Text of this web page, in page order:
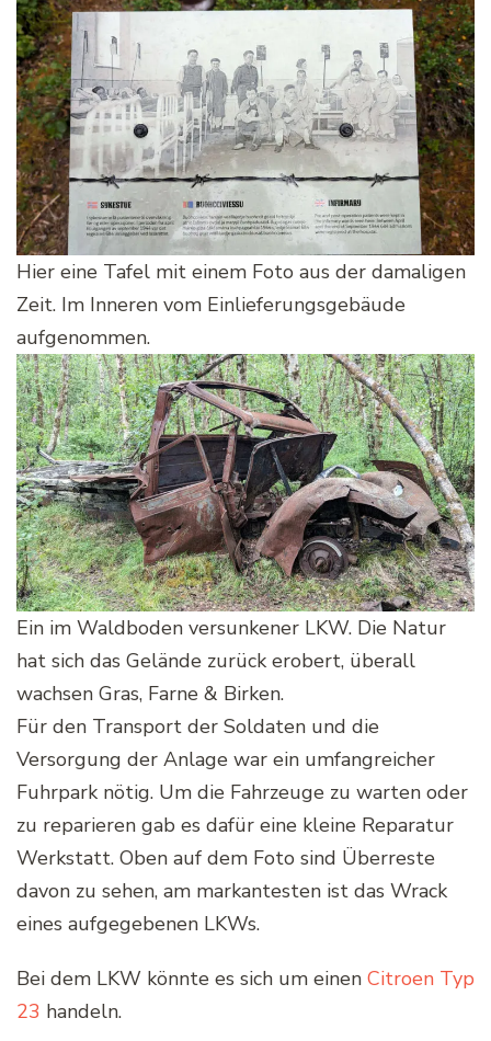
Hier eine Tafel mit einem Foto aus der damaligen
Zeit. Im Inneren vom Einlieferungsgebäude
aufgenommen.
Ein im Waldboden versunkener LKW. Die Natur
hat sich das Gelände zurück erobert, überall
wachsen Gras, Farne & Birken.
Für den Transport der Soldaten und die
Versorgung der Anlage war ein umfangreicher
Fuhrpark nötig. Um die Fahrzeuge zu warten oder
zu reparieren gab es dafür eine kleine Reparatur
Werkstatt. Oben auf dem Foto sind Überreste
davon zu sehen, am markantesten ist das Wrack
eines aufgegebenen LKWs.
Bei dem LKW könnte es sich um einen Citroen Typ
23 handeln.